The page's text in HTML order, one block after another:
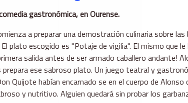
gastronómica, en Ourense.
a preparar una demostración culinaria sobre las
plato escogido es "Potaje de vigilia". El mismo que
salida antes de ser armado caballero andante!
ese sabroso plato. Un juego teatral y
Quijote habían encarnado se en el cuerpo de Alonso
y nutritivo. Alguien quedará sin probar los